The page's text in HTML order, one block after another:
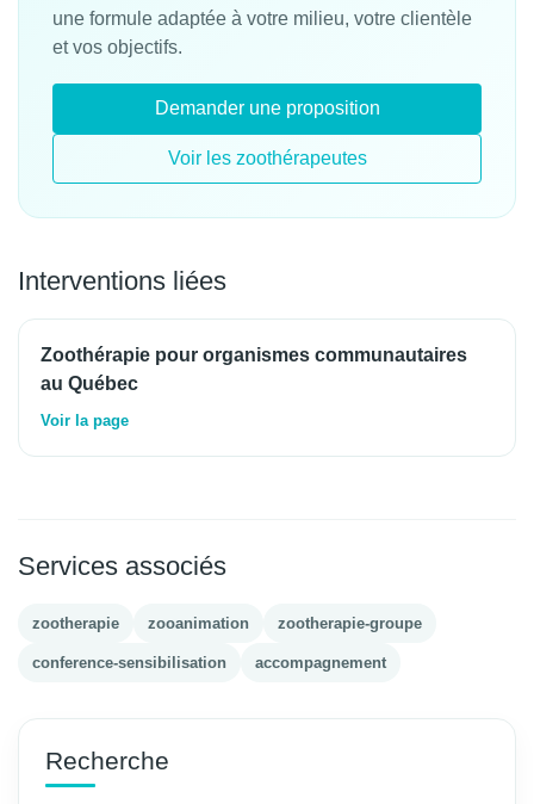
une formule adaptée à votre milieu, votre clientèle
et vos objectifs.
Demander une proposition
Voir les zoothérapeutes
Interventions liées
Zoothérapie pour organismes communautaires
au Québec
Voir la page
Services associés
zootherapie zooanimation zootherapie-groupe
conference-sensibilisation accompagnement
Recherche